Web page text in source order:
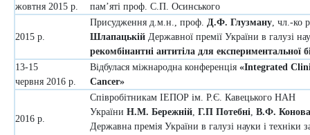
жовтня 2015 р.
пам’яті проф. С.П. Осинського
2015 р.
Присудження д.м.н., проф. Д.Ф. Глузману, чл.-
Шлапацькій Державної премії України в галузі
рекомбінантні антитіла для експериментальної
13-15
червня 2016 р.
Відбулася міжнародна конференція «Integrated
Cancer»
2016 р.
Співробітникам ІЕПОР ім. Р.Є. Кавецького НАН
України Н.М. Бережній, Г.П Потебні, В.Ф.
Державна премія України в галузі науки і техніки